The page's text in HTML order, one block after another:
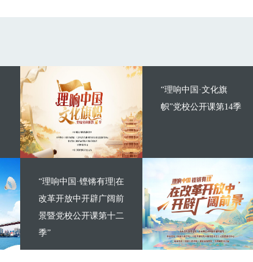
“理响中国·文化旗
帜”党校公开课第14季
“理响中国·铿锵有理|在
改革开放中开辟广阔前
景暨党校公开课第十二
季”